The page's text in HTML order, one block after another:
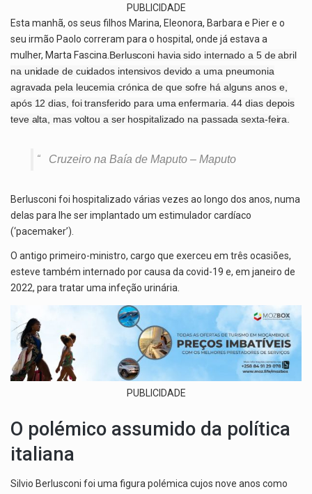
PUBLICIDADE
Esta manhã, os seus filhos Marina, Eleonora, Barbara e Pier e o
seu irmão Paolo correram para o hospital, onde já estava a
mulher, Marta Fascina. Berlusconi havia sido internado a 5 de abril
na unidade de cuidados intensivos devido a uma pneumonia
agravada pela leucemia crónica de que sofre há alguns anos e,
após 12 dias, foi transferido para uma enfermaria. 44 dias depois
teve alta, mas voltou a ser hospitalizado na passada sexta-feira.
Cruzeiro na Baía de Maputo – Maputo
Berlusconi foi hospitalizado várias vezes ao longo dos anos, numa
delas para lhe ser implantado um estimulador cardíaco
(‘pacemaker’).
O antigo primeiro-ministro, cargo que exerceu em três ocasiões,
esteve também internado por causa da covid-19 e, em janeiro de
2022, para tratar uma infeção urinária.
PUBLICIDADE
O polémico assumido da política
italiana
Silvio Berlusconi foi uma figura polémica cujos nove anos como